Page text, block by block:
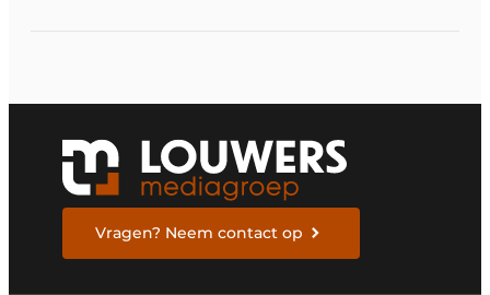
Vragen? Neem contact op